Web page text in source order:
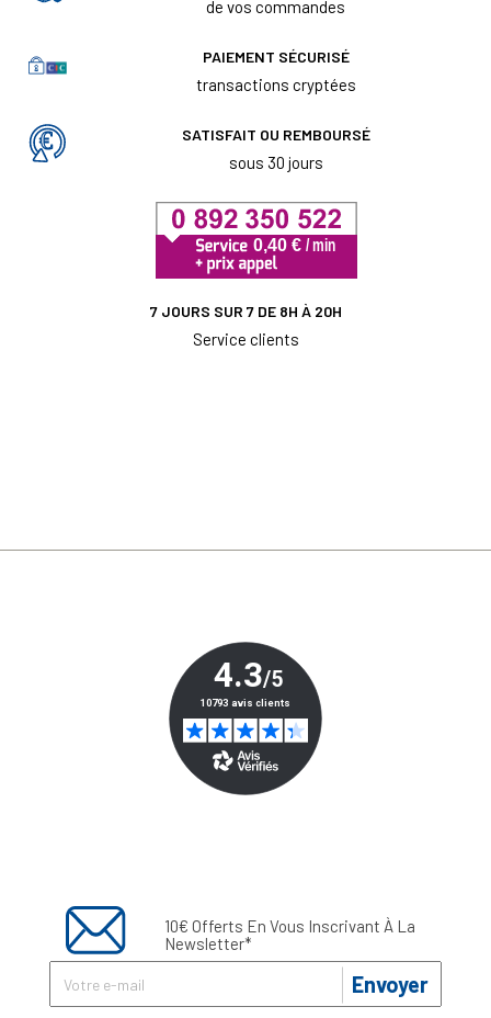
de vos commandes
PAIEMENT SÉCURISÉ
transactions cryptées
SATISFAIT OU REMBOURSÉ
sous 30 jours
7 JOURS SUR 7 DE 8H À 20H
Service clients
10€ Offerts En Vous Inscrivant À La
Newsletter*
Envoyer